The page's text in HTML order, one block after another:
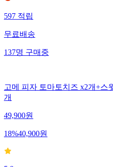
597적립
무료배송
137명구매중
고메 피자 토마토치즈 x2개+스
개
49,900원
18%40,900원